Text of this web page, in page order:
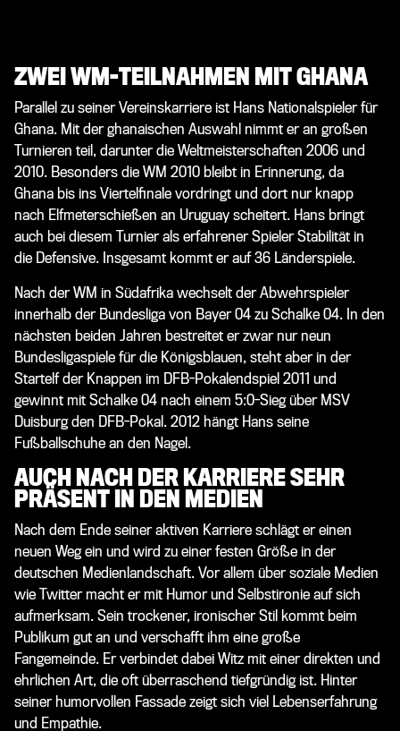
ZWEI WM-TEILNAHMEN MIT GHANA
Parallel zu seiner Vereinskarriere ist Hans Nationalspieler für
Ghana. Mit der ghanaischen Auswahl nimmt er an großen
Turnieren teil, darunter die Weltmeisterschaften 2006 und
2010. Besonders die WM 2010 bleibt in Erinnerung, da
Ghana bis ins Viertelfinale vordringt und dort nur knapp
nach Elfmeterschießen an Uruguay scheitert. Hans bringt
auch bei diesem Turnier als erfahrener Spieler Stabilität in
die Defensive. Insgesamt kommt er auf 36 Länderspiele.
Nach der WM in Südafrika wechselt der Abwehrspieler
innerhalb der Bundesliga von Bayer 04 zu Schalke 04. In den
nächsten beiden Jahren bestreitet er zwar nur neun
Bundesligaspiele für die Königsblauen, steht aber in der
Startelf der Knappen im DFB-Pokalendspiel 2011 und
gewinnt mit Schalke 04 nach einem 5:0-Sieg über MSV
Duisburg den DFB-Pokal. 2012 hängt Hans seine
Fußballschuhe an den Nagel.
AUCH NACH DER KARRIERE SEHR
PRÄSENT IN DEN MEDIEN
Nach dem Ende seiner aktiven Karriere schlägt er einen
neuen Weg ein und wird zu einer festen Größe in der
deutschen Medienlandschaft. Vor allem über soziale Medien
wie Twittermacht er mit Humor und Selbstironie auf sich
aufmerksam. Sein trockener, ironischer Stil kommt beim
Publikum gut an und verschafft ihm eine große
Fangemeinde. Er verbindet dabei Witz mit einer direkten und
ehrlichen Art, die oft überraschend tiefgründig ist. Hinter
seiner humorvollen Fassade zeigt sich viel Lebenserfahrung
und Empathie.